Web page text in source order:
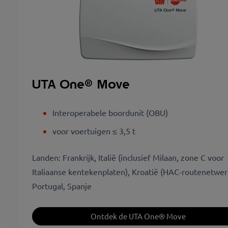
UTA One® Move
Interoperabele boordunit (OBU)
voor voertuigen ≤ 3,5 t
Landen: Frankrijk, Italië (inclusief Milaan, zone C voor
Italiaanse kentekenplaten), Kroatië (HAC-
Portugal, Spanje
Ontdek de UTA One® Move